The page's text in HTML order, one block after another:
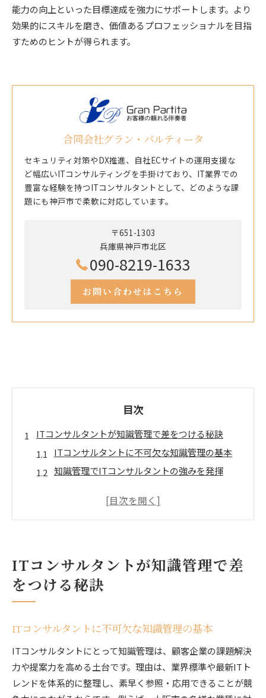
能力の向上といった目標達成を強力にサポートします。より
効果的にスキルを磨き、価値あるプロフェッショナルを目指
すためのヒントが得られます。
合同会社グラン・パルティータ
セキュリティ対策やDX推進、自社ECサイトの運用支援な
ど幅広いITコンサルティングを手掛けており、IT業界での
豊富な経験を持つITコンサルタントとして、どのような課
題にも神戸市で柔軟に対応しています。
〒651-1303
兵庫県神戸市北区
090-8219-1633
お問い合わせはこちら
目次
ITコンサルタントが知識管理で差をつける秘訣
ITコンサルタントに不可欠な知識管理の基本
知識管理でITコンサルタントの強みを発揮
ITコンサルタントの成長を支える知識収集術
次のキャリアに繋がる知識管理の実践ポイント
キャリアアップへ導く知識管理の実践法
知識管理から始めるITコンサルタントの成長計
画
実務に活かせる知識管理の具体的アプローチ
ITコンサルタントのキャリア形成と知識活用術
ITコンサルタントが知識管理で差
をつける秘訣
ITコンサルタントに不可欠な知識管理の基本
ITコンサルタントにとって知識管理は、顧客企業の課題解決
力や提案力を高める土台です。理由は、業界標準や最新ITト
レンドを体系的に整理し、素早く参照・応用できることが競